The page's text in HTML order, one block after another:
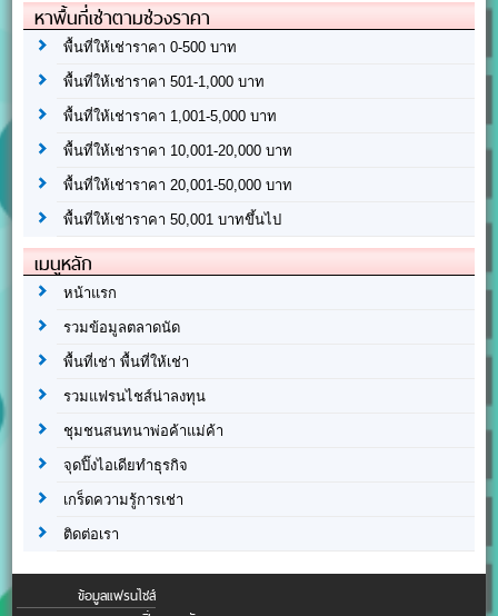
หาพื้นที่เช่าตามช่วงราคา
พื้นที่ให้เช่าราคา 0-500 บาท
พื้นที่ให้เช่าราคา 501-1,000 บาท
พื้นที่ให้เช่าราคา 1,001-5,000 บาท
พื้นที่ให้เช่าราคา 10,001-20,000 บาท
พื้นที่ให้เช่าราคา 20,001-50,000 บาท
พื้นที่ให้เช่าราคา 50,001 บาทขึ้นไป
เมนูหลัก
หน้าแรก
รวมข้อมูลตลาดนัด
พื้นที่เช่า พื้นที่ให้เช่า
รวมแฟรนไชส์น่าลงทุน
ชุมชนสนทนาพ่อค้าแม่ค้า
จุดปิ๊งไอเดียทำธุรกิจ
เกร็ดความรู้การเช่า
ติดต่อเรา
ข้อมูลแฟรนไชส์